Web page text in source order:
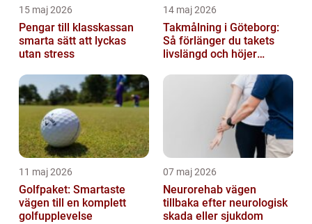
15 maj 2026
Pengar till klasskassan
smarta sätt att lyckas
utan stress
14 maj 2026
Takmålning i Göteborg:
Så förlänger du takets
livslängd och höjer
11 maj 2026
Golfpaket: Smartaste
vägen till en komplett
golfupplevelse
07 maj 2026
Neurorehab vägen
tillbaka efter neurologisk
skada eller sjukdom